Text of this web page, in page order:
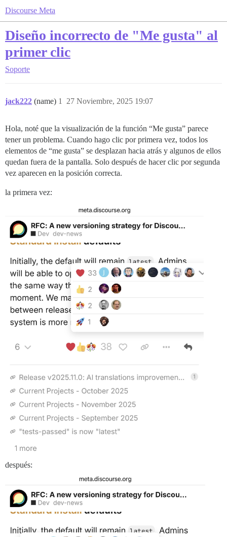
Discourse Meta
Diseño incorrecto de "Me gusta" al
primer clic
Soporte
jack222 (name) 27 Noviembre, 2025 19:07
1
Hola, noté que la visualización de la función “Me gusta” parece
tener un problema. Cuando hago clic por primera vez, todos los
elementos de “me gusta” se desplazan hacia atrás y algunos de ellos
quedan fuera de la pantalla. Solo después de hacer clic por segunda
vez aparecen en la posición correcta.
la primera vez:
después: